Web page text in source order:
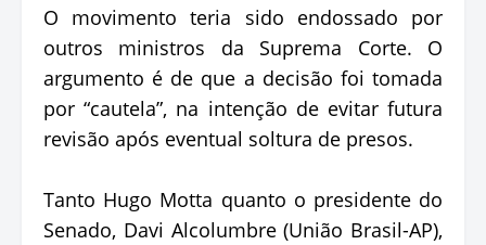
O movimento teria sido endossado por
outros ministros da Suprema Corte. O
argumento é de que a decisão foi tomada
por “cautela”, na intenção de evitar futura
revisão após eventual soltura de presos.
Tanto Hugo Motta quanto o presidente do
Senado, Davi Alcolumbre (União Brasil-AP),